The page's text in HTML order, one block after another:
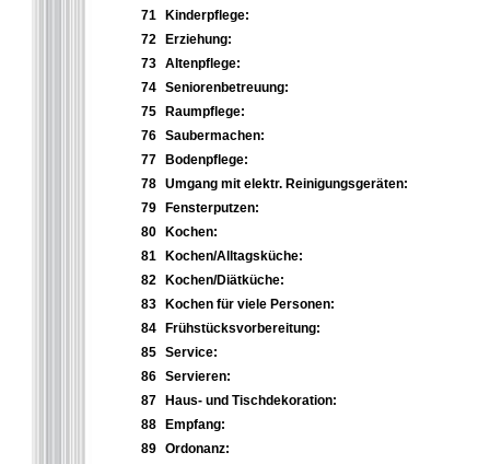
71
Kinderpflege:
72
Erziehung:
73 Altenpflege:
74 Seniorenbetreuung:
75
Raumpflege:
76 Saubermachen:
77
Bodenpflege:
78 Umgang mit elektr. Reinigungsgeräten:
79
Fensterputzen:
80
Kochen:
81
Kochen/Alltagsküche:
82
Kochen/Diätküche:
83
Kochen für viele Personen:
84
Frühstücksvorbereitung:
85 Service:
86 Servieren:
87
Haus- und Tischdekoration:
88
Empfang:
89 Ordonanz: